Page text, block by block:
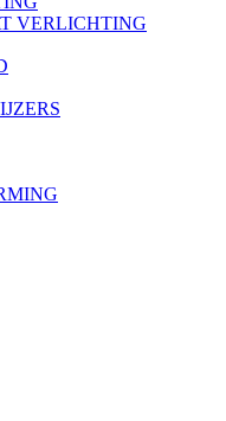
VERLICHTING